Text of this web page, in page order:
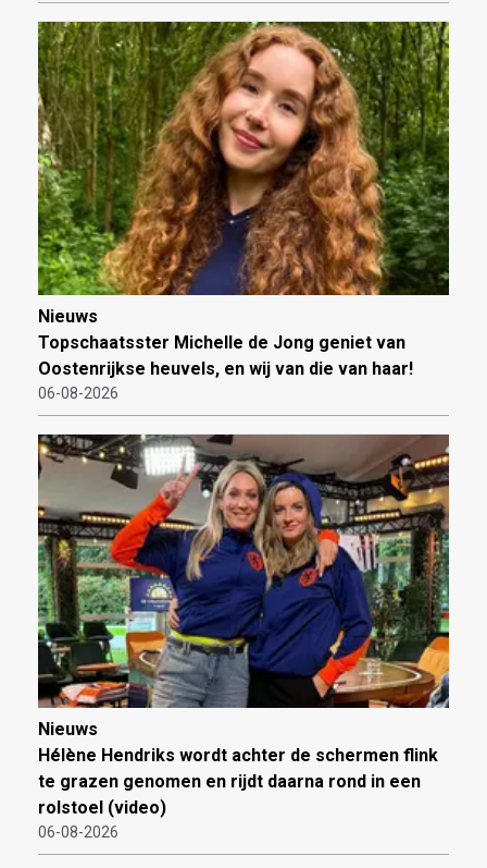
Nieuws
Topschaatsster Michelle de Jong geniet van
Oostenrijkse heuvels, en wij van die van haar!
06-08-2026
Nieuws
Hélène Hendriks wordt achter de schermen flink
te grazen genomen en rijdt daarna rond in een
rolstoel (video)
06-08-2026